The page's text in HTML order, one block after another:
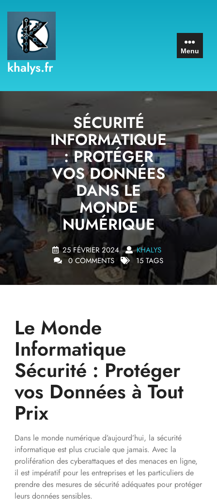
content
khalys.fr
Menu
SÉCURITÉ
INFORMATIQUE
: PROTÉGER
VOS DONNÉES
DANS LE
MONDE
NUMÉRIQUE
25 FÉVRIER 2024
KHALYS
0 COMMENTS
15 TAGS
Le Monde
Informatique
Sécurité : Protéger
vos Données à Tout
Prix
Dans le monde numérique d’aujourd’hui, la sécurité
informatique est plus cruciale que jamais. Avec la
prolifération des cyberattaques et des menaces en ligne,
il est impératif pour les entreprises et les particuliers de
prendre des mesures de sécurité adéquates pour protéger
leurs données sensibles.